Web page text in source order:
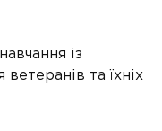
із
та їхніх